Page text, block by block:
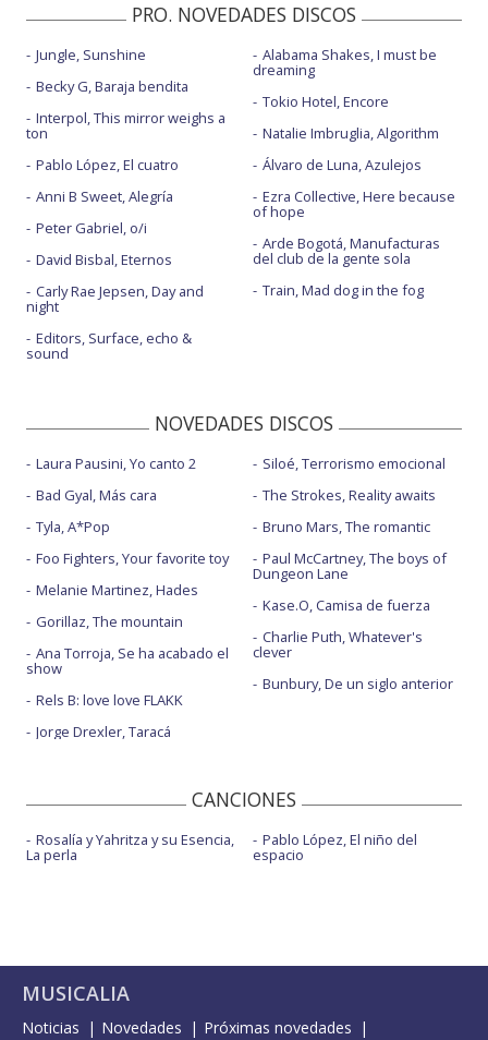
PRO. NOVEDADES DISCOS
Jungle, Sunshine
Becky G, Baraja bendita
Interpol, This mirror weighs a
ton
Pablo López, El cuatro
Anni B Sweet, Alegría
Peter Gabriel, o/i
David Bisbal, Eternos
Carly Rae Jepsen, Day and
night
Editors, Surface, echo &
sound
Alabama Shakes, I must be
dreaming
Tokio Hotel, Encore
Natalie Imbruglia, Algorithm
Álvaro de Luna, Azulejos
Ezra Collective, Here because
of hope
Arde Bogotá, Manufacturas
del club de la gente sola
Train, Mad dog in the fog
NOVEDADES DISCOS
Laura Pausini, Yo canto 2
Bad Gyal, Más cara
Tyla, A*Pop
Foo Fighters, Your favorite toy
Melanie Martinez, Hades
Gorillaz, The mountain
Ana Torroja, Se ha acabado el
show
Rels B: love love FLAKK
Jorge Drexler, Taracá
Siloé, Terrorismo emocional
The Strokes, Reality awaits
Bruno Mars, The romantic
Paul McCartney, The boys of
Dungeon Lane
Kase.O, Camisa de fuerza
Charlie Puth, Whatever's
clever
Bunbury, De un siglo anterior
CANCIONES
Rosalía y Yahritza y su Esencia,
La perla
Pablo López, El niño del
espacio
MUSICALIA
Noticias Novedades
Próximas novedades